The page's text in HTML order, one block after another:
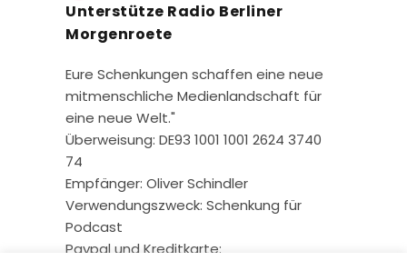
Unterstütze Radio Berliner
Morgenroete
Eure Schenkungen schaffen eine neue
mitmenschliche Medienlandschaft für
eine neue Welt."
Überweisung: DE93 1001 1001 2624 3740
74
Empfänger: Oliver Schindler
Verwendungszweck: Schenkung für
Podcast
Paypal und Kreditkarte: